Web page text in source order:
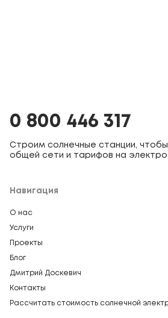
0 800 446 317
Строим солнечные станции,
общей сети и тарифов на
Навигация
О нас
Услуги
Проекты
Блог
Дмитрий Доскевич
Контакты
Рассчитать стоимость солнечной